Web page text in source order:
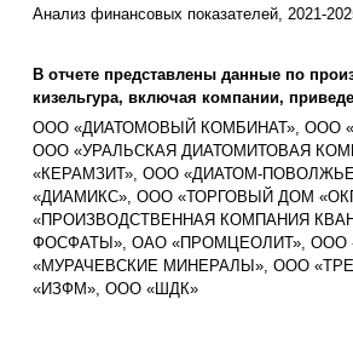
Анализ финансовых показателей, 2021-
В отчете представлены данные по
кизельгура, включая компании,
ООО «ДИАТОМОВЫЙ КОМБИНАТ», ООО
ООО «УРАЛЬСКАЯ ДИАТОМИТОВАЯ
«КЕРАМЗИТ», ООО «ДИАТОМ-
«ДИАМИКС», ООО «ТОРГОВЫЙ ДОМ
«ПРОИЗВОДСТВЕННАЯ КОМПАНИЯ
ФОСФАТЫ», ОАО «ПРОМЦЕОЛИТ», ООО
«МУРАЧЕВСКИЕ МИНЕРАЛЫ», ООО
«ИЗФМ», ООО «ШДК»